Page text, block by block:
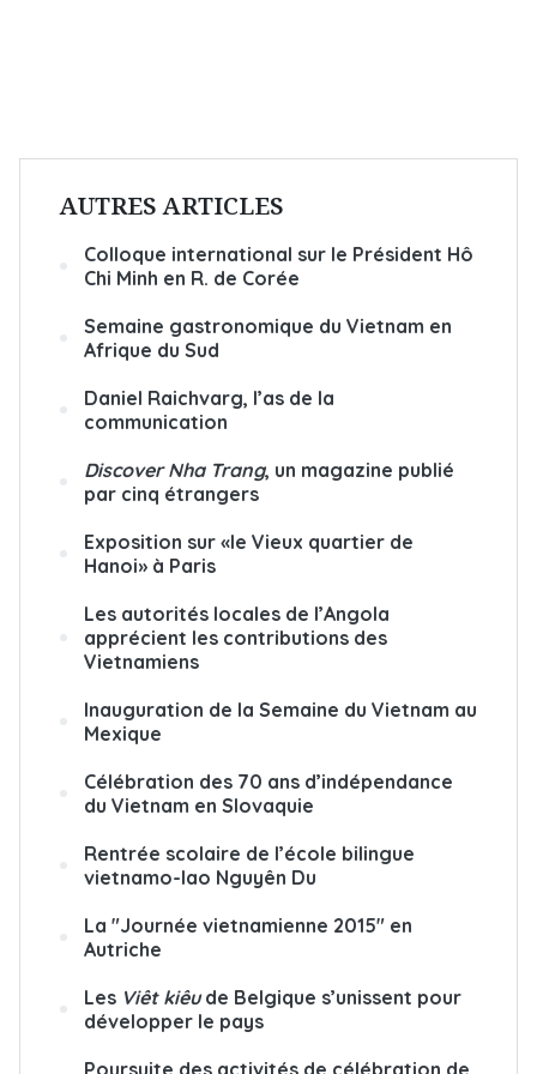
AUTRES ARTICLES
Colloque international sur le Président Hô
Chi Minh en R. de Corée
Semaine gastronomique du Vietnam en
Afrique du Sud
Daniel Raichvarg, l’as de la
communication
Discover Nha Trang, un magazine publié
par cinq étrangers
Exposition sur «le Vieux quartier de
Hanoi» à Paris
Les autorités locales de l’Angola
apprécient les contributions des
Vietnamiens
Inauguration de la Semaine du Vietnam au
Mexique
Célébration des 70 ans d’indépendance
du Vietnam en Slovaquie
Rentrée scolaire de l’école bilingue
vietnamo-lao Nguyên Du
La "Journée vietnamienne 2015" en
Autriche
Les Viêt kiêude Belgique s’unissent pour
développer le pays
Poursuite des activités de célébration de